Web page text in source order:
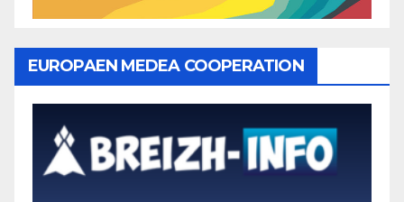
EUROPAEN MEDEA COOPERATION